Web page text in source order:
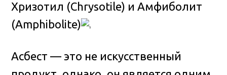
Хризотил (Chrysotile) и Амфиболит
(Amphibolite)
Асбест — это не искусственный